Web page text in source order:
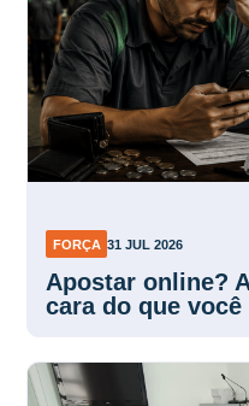
FORÇA 31 JUL 2026
Apostar online?
cara do que